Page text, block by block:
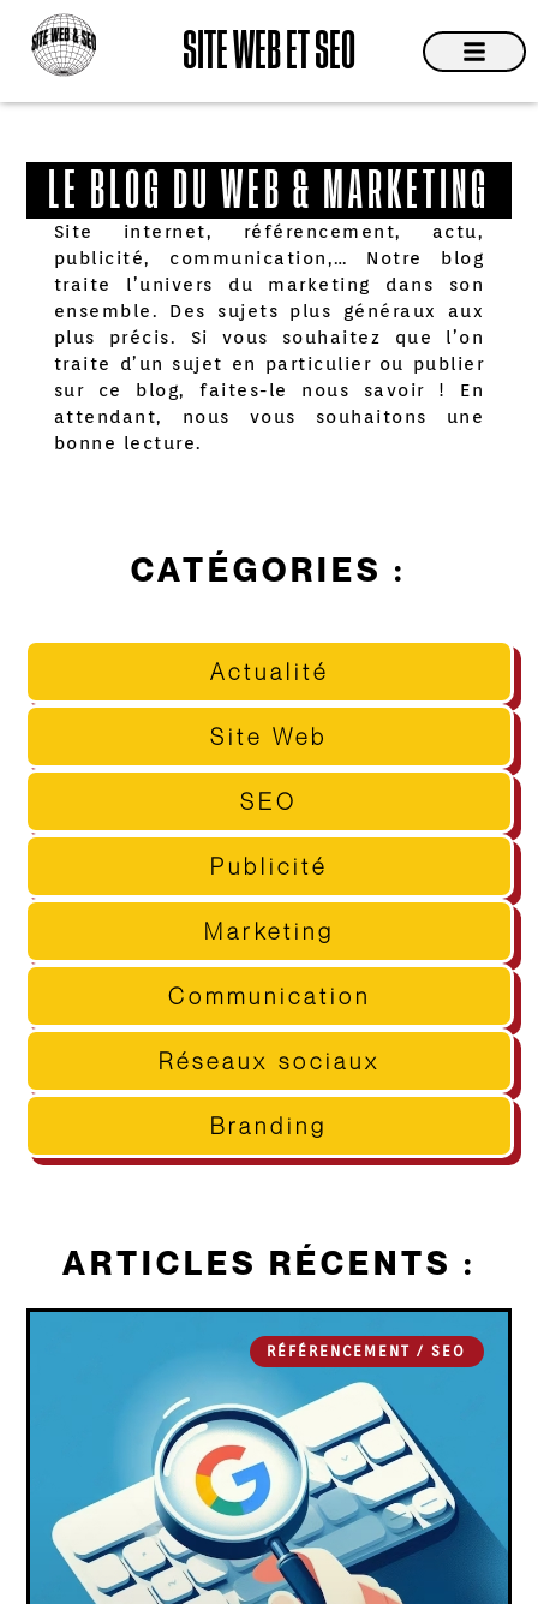
contenu
SITE WEB ET SEO
LE BLOG DU WEB & MARKETING
Site internet, référencement, actu,
publicité, communication,… Notre blog
traite l’univers du marketing dans son
ensemble. Des sujets plus généraux aux
plus précis. Si vous souhaitez que l’on
traite d’un sujet en particulier ou publier
sur ce blog, faites-le nous savoir ! En
attendant, nous vous souhaitons une
bonne lecture.
CATÉGORIES :
Actualité
Site Web
SEO
Publicité
Marketing
Communication
Réseaux sociaux
Branding
ARTICLES RÉCENTS :
RÉFÉRENCEMENT / SEO